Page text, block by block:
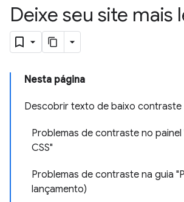
Deixe seu site mais
Nesta página
Descobrir texto de baixo contraste
Problemas de contraste no painel
CSS"
Problemas de contraste na guia
lançamento)